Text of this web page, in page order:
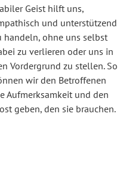
Geist hilft uns,
und unterstützend
handeln, ohne uns selbst
zu verlieren oder uns in
Vordergrund zu stellen. So
wir den Betroffenen
Aufmerksamkeit und den
geben, den sie brauchen.